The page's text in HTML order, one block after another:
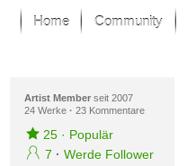
Home Community
Artist Memberseit 2007
24 Werke · 23 Kommentare
25· Populär
7 · Werde Follower